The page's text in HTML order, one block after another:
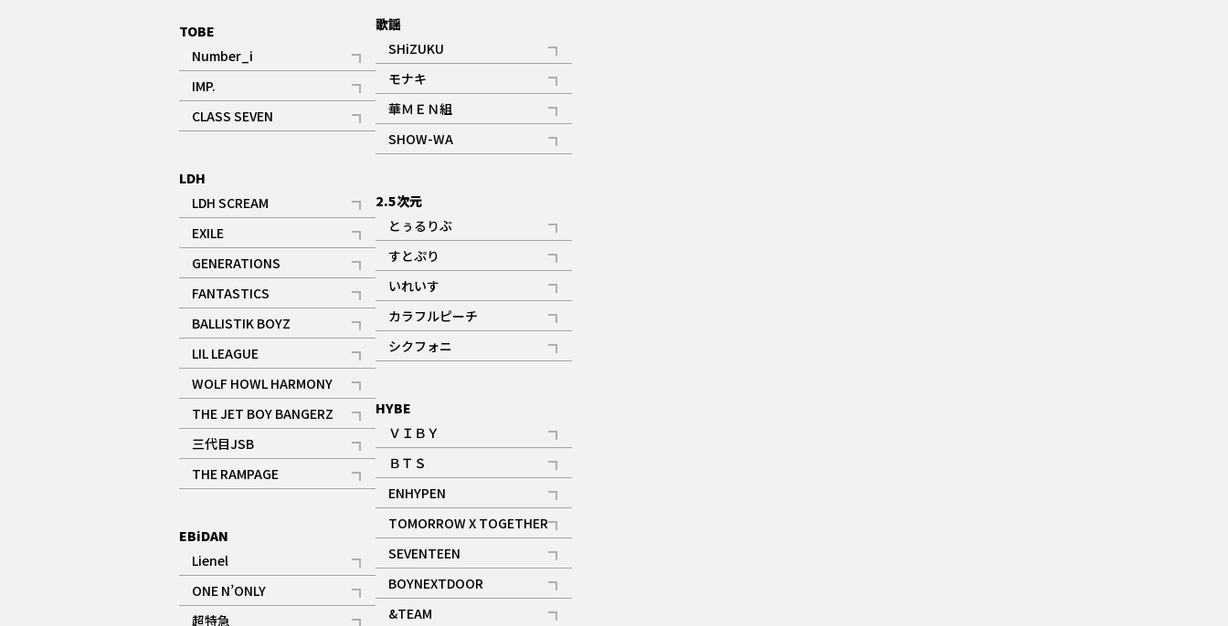
TOBE
Number_i
記事
IMP.
記事
CLASS SEVEN
記事
LDH
LDH SCREAM
記事
EXILE
記事
GENERATIONS
記事
FANTASTICS
記事
BALLISTIK BOYZ
記事
LIL LEAGUE
記事
WOLF HOWL HARMONY
記事
THE JET BOY BANGERZ
記事
三代目JSB
記事
THE RAMPAGE
記事
EBiDAN
Lienel
記事
ONE N’ONLY
記事
超特急
歌謡
SHiZUKU
記事
モナキ
記事
華ＭＥＮ組
記事
SHOW-WA
記事
2.5次元
とぅるりぶ
記事
すとぷり
記事
ギャラリー
いれいす
記事
ギャラリー
カラフルピーチ
記事
シクフォニ
記事
HYBE
ＶＩＢＹ
記事
ＢＴＳ
記事
ENHYPEN
記事
TOMORROW X TOGETHER
記事
ギャラリー
SEVENTEEN
記事
BOYNEXTDOOR
記事
&TEAM